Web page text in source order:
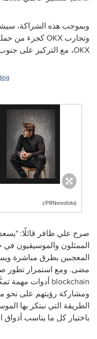
وبموجب هذه الشراكة،
وتجارب OKXكجزء من
OKX، مع التركيز على
(PRNewsfoto/)
صرح علي ظافر قائلًا:
الممثلون والموسيقيون في
المعجبين بطرق مباشرة
مضى. ومع استمرار تطور
blockchain أدوات مهمة
ومشاركة رؤيتهم على نحو
الطريقة التي نبتكر بها
باختيار كل ما يناسب أذواق